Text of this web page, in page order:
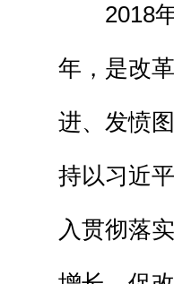
2018年
年，是改
进、发愤
持以习近
入贯彻落